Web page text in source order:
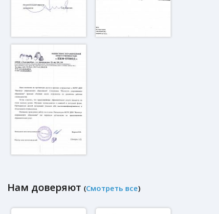
Нам доверяют (Смотреть все)